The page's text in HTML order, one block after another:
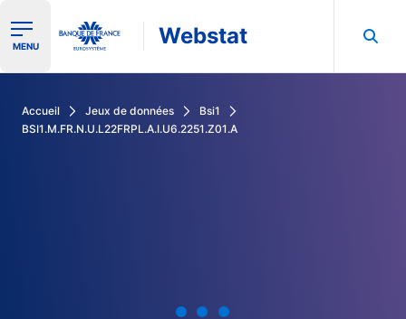
Ouvrir le menu de navigation
MENU Webstat
Accueil Jeux de données
Bsi1
BSI1.M.FR.N.U.L22FRPL.A.I.U6.2251.Z01.A